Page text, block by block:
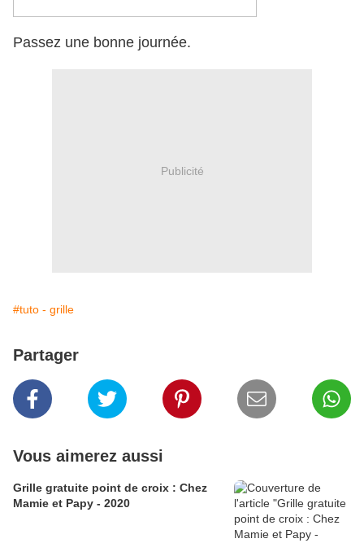
Passez une bonne journée.
Publicité
#tuto - grille
Partager
Vous aimerez aussi
Grille gratuite point de croix : Chez
Mamie et Papy - 2020